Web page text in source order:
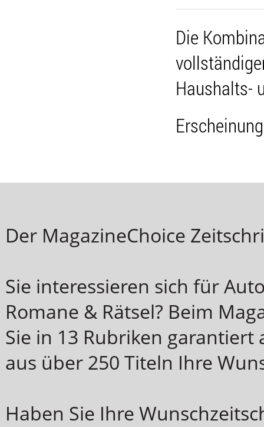
Die
Haushalts-
Der MagazineChoice
Sie interessieren sich für
Romane & Rätsel? Beim
Sie in 13 Rubriken garantiert
aus über 250 Titeln Ihre
Haben Sie Ihre